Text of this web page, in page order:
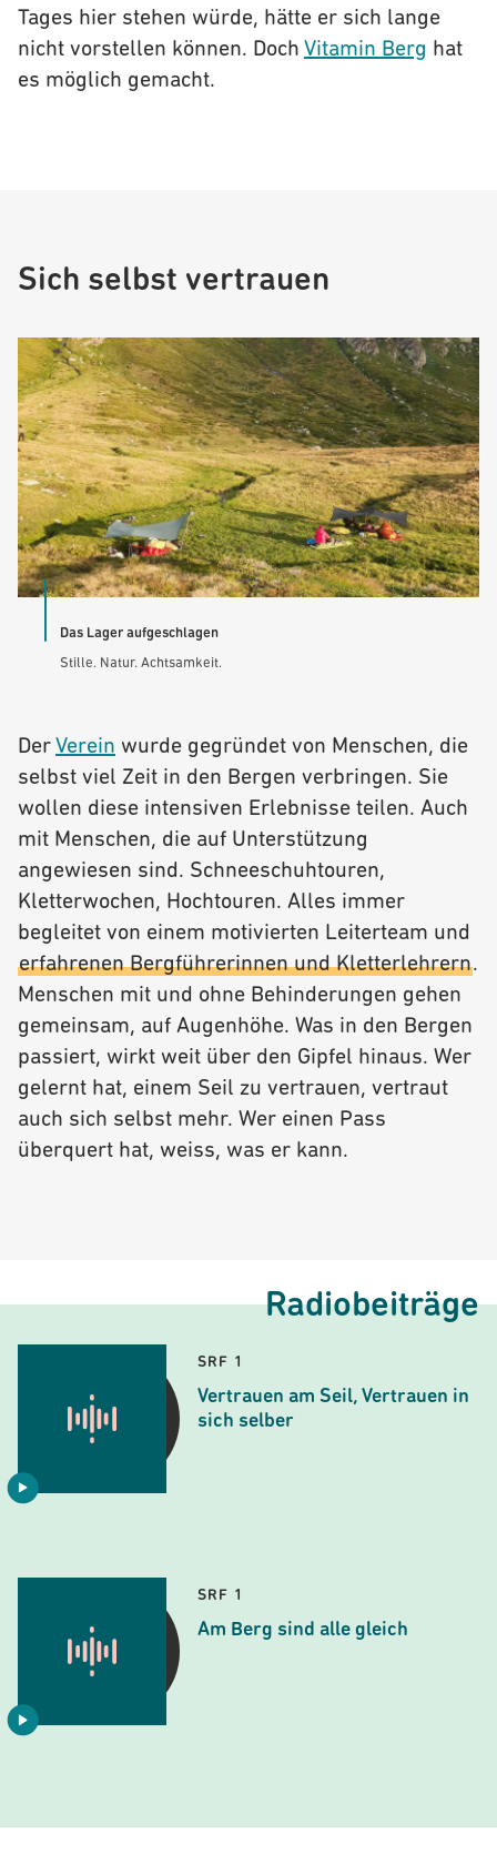
Tages hier stehen würde, hätte er sich lange
nicht vorstellen können. Doch Vitamin Berg hat
es möglich gemacht.
Sich selbst vertrauen
Das Lager aufgeschlagen
Stille. Natur. Achtsamkeit.
Der Verein wurde gegründet von Menschen, die
selbst viel Zeit in den Bergen verbringen. Sie
wollen diese intensiven Erlebnisse teilen. Auch
mit Menschen, die auf Unterstützung
angewiesen sind. Schneeschuhtouren,
Kletterwochen, Hochtouren. Alles immer
begleitet von einem motivierten Leiterteam und
erfahrenen Bergführerinnen und Kletterlehrern.
Menschen mit und ohne Behinderungen gehen
gemeinsam, auf Augenhöhe. Was in den Bergen
passiert, wirkt weit über den Gipfel hinaus. Wer
gelernt hat, einem Seil zu vertrauen, vertraut
auch sich selbst mehr. Wer einen Pass
überquert hat, weiss, was er kann.
Radiobeiträge
SRF 1
Vertrauen am Seil, Vertrauen in
sich selber
SRF 1
Am Berg sind alle gleich